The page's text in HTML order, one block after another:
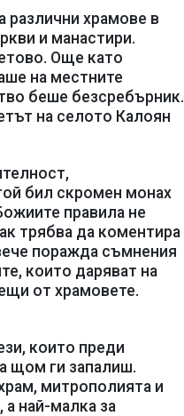
различни храмове в
и манастири.
Още като
на местните
беше безсребърник.
на селото Калоян
бил скромен монах
правила не
трябва да коментира
поражда съмнения
които даряват на
от храмовете.
които преди
щом ги запалиш.
митрополията и
най-малка за